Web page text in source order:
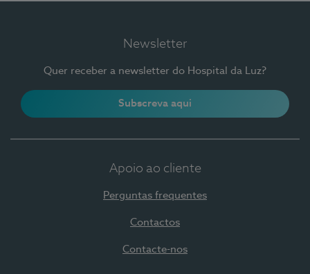
Newsletter
Quer receber a newsletter do Hospital da Luz?
Subscreva aqui
Apoio ao cliente
Perguntas frequentes
Contactos
Contacte-nos